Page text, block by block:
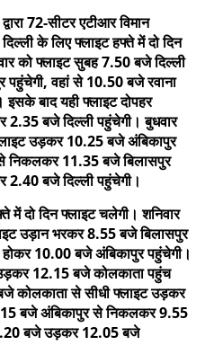
72-सीटर एटीआर विमान
के लिए फ्लाइट हफ्ते में दो दिन
को फ्लाइट सुबह 7.50 बजे दिल्ली
वहां से 10.50 बजे रवाना
बाद यही फ्लाइट दोपहर
बजे दिल्ली पहुंचेगी। बुधवार
उड़कर 10.25 बजे अंबिकापुर
निकलकर 11.35 बजे बिलासपुर
बजे दिल्ली पहुंचेगी।
में दो दिन फ्लाइट चलेगी। शनिवार
उड़ान भरकर 8.55 बजे बिलासपुर
10.00 बजे अंबिकापुर पहुंचेगी।
12.15 बजे कोलकाता पहुंच
कोलकाता से सीधी फ्लाइट उड़कर
बजे अंबिकापुर से निकलकर 9.55
बजे उड़कर 12.05 बजे